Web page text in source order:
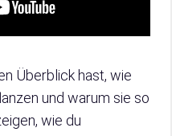
Überblick hast, wie
und warum sie so
wie du